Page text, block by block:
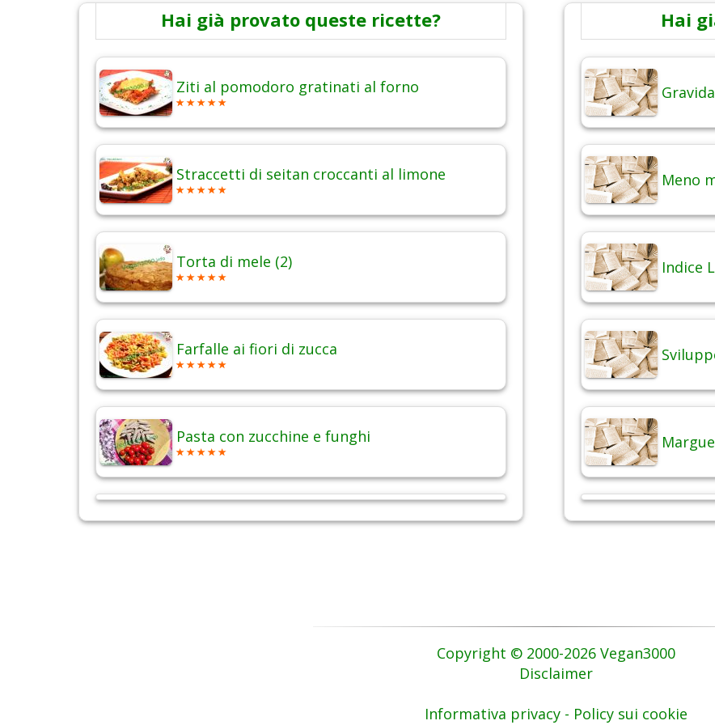
Hai già provato queste ricette?
Ziti al pomodoro gratinati al forno
Straccetti di seitan croccanti al limone
Torta di mele (2)
Farfalle ai fiori di zucca
Pasta con zucchine e funghi
Hai
Meno
Indice
Copyright © 2000-2026 Vegan3000
Disclaimer
Informativa privacy - Policy sui cookie